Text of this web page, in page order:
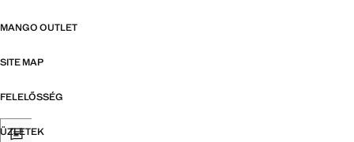
MANGO OUTLET
SITE MAP
FELELŐSSÉG
ÜZLETEK